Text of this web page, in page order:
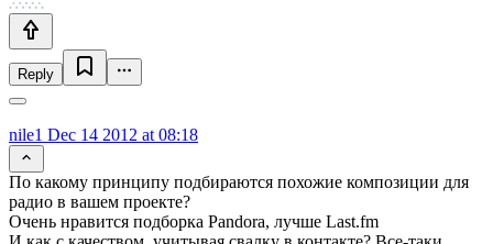
Reply
nile1 Dec 14 2012 at 08:18
По какому принципу подбираются похожие композиции для
радио в вашем проекте?
Очень нравится подборка Pandora, лучше Last.fm